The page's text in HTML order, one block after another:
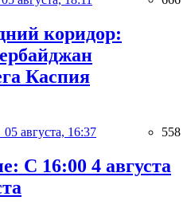
коридор:
Каспия
05 августа, 16:37 558
С 16:00 4 августа